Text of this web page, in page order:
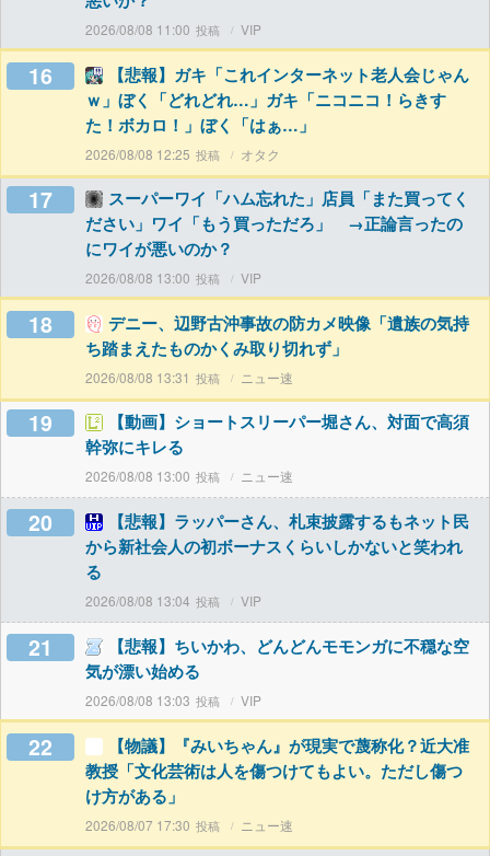
2026/08/08 11:00 VIP
16
【悲報】ガキ「これインターネット老人会じゃん
ｗ」ぼく「どれどれ…」ガキ「ニコニコ！らきす
た！ボカロ！」ぼく「はぁ…」
2026/08/08 12:25 オタク
17
スーパーワイ「ハム忘れた」店員「また買ってく
ださい」ワイ「もう買っただろ」 →正論言ったの
にワイが悪いのか？
2026/08/08 13:00 VIP
18
デニー、辺野古沖事故の防カメ映像「遺族の気持
ち踏まえたものかくみ取り切れず」
2026/08/08 13:31 ニュー速
19
【動画】ショートスリーパー堀さん、対面で高須
幹弥にキレる
2026/08/08 13:00 ニュー速
20
【悲報】ラッパーさん、札束披露するもネット民
から新社会人の初ボーナスくらいしかないと笑われ
る
2026/08/08 13:04 VIP
21
【悲報】ちいかわ、どんどんモモンガに不穏な空
気が漂い始める
2026/08/08 13:03 VIP
22
【物議】『みいちゃん』が現実で蔑称化？近大准
教授「文化芸術は人を傷つけてもよい。ただし傷つ
け方がある」
2026/08/07 17:30 ニュー速